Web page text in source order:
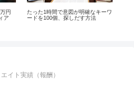
ど
う
『アフィリエイトで年3000万稼ぐ
人の検索キーワードの法則』を古
イト実績（報酬）